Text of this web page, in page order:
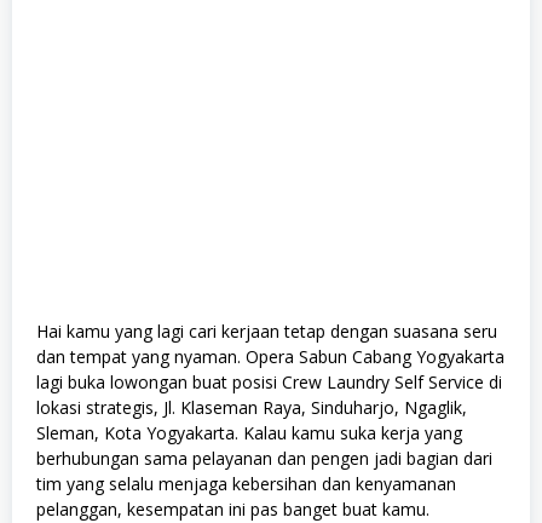
Hai kamu yang lagi cari kerjaan tetap dengan suasana seru
dan tempat yang nyaman. Opera Sabun Cabang Yogyakarta
lagi buka lowongan buat posisi Crew Laundry Self Service di
lokasi strategis, Jl. Klaseman Raya, Sinduharjo, Ngaglik,
Sleman, Kota Yogyakarta. Kalau kamu suka kerja yang
berhubungan sama pelayanan dan pengen jadi bagian dari
tim yang selalu menjaga kebersihan dan kenyamanan
pelanggan, kesempatan ini pas banget buat kamu.